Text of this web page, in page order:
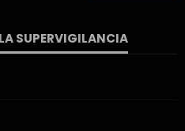
SUPERVIGILANCIA